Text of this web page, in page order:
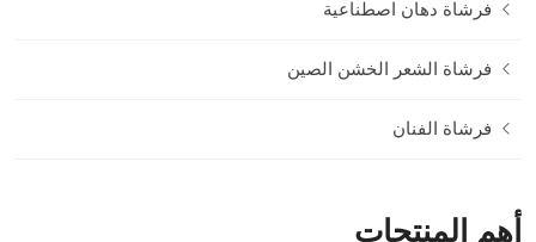
فرشاة دهان اصطناعية
فرشاة الشعر الخشن الصين
فرشاة الفنان
أهم المنتجات